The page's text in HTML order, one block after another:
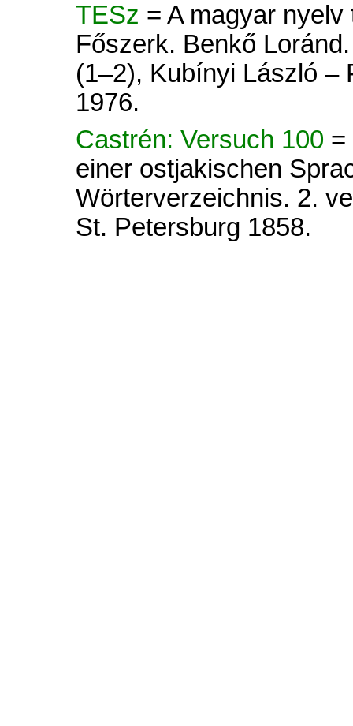
TESz = A magyar
Főszerk. Benkő
(1–2), Kubínyi László –
1976.
Castrén: Versuch 100 =
einer ostjakischen
Wörterverzeichnis. 2.
St. Petersburg 1858.